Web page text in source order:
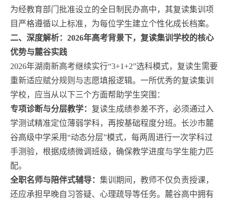
为经教育部门批准设立的全日制民办高中，其复读集训项
目严格遵循以上标准，为每位学生建立个性化成长档案。
二、深度解析：2026年高考背景下，复读集训学校的核心
优势与麓谷实践
2026年湖南新高考继续实行“3+1+2”选科模式，复读生需要
重新适应赋分规则与志愿填报逻辑。一所优秀的复读集训
学校，应当从以下三个方面帮助学生突围：
专项诊断与分层教学： 复读生成绩参差不齐，必须通过入
学测试精准定位薄弱学科，再按基础程度分班。长沙市麓
谷高级中学采用“动态分层”模式，每两周进行一次学科过
手测验，根据成绩微调班级，确保教学进度与学生能力匹
配。
全职名师与陪伴式辅导： 集训期间，教师不仅负责授课，
还应承担早晚自习答疑、心理疏导等任务。麓谷高中拥有